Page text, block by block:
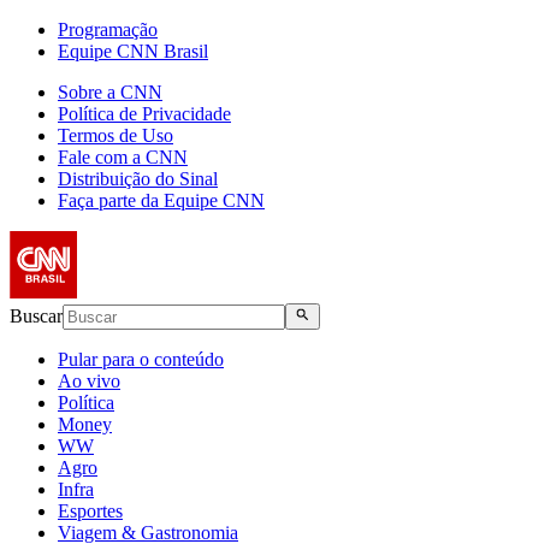
Programação
Equipe CNN Brasil
Sobre a CNN
Política de Privacidade
Termos de Uso
Fale com a CNN
Distribuição do Sinal
Faça parte da Equipe CNN
Buscar
Pular para o conteúdo
Ao vivo
Política
Money
WW
Agro
Infra
Esportes
Viagem & Gastronomia